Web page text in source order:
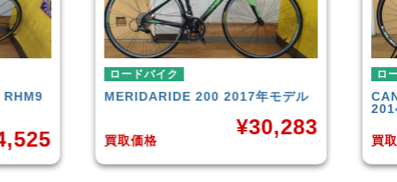
ロードバイク
MERIDARIDE 200 2017年モデル
買取価格
30,283
ロード
2014
買取価